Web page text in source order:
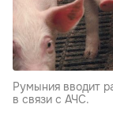
Румыния вводит
в связи с АЧС.